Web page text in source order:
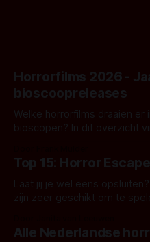
Horrorfilms 2026 -
bioscoopreleases
Welke horrorfilms draaien er
bioscopen? In dit overzicht
Top 15: Horror
Laat jij je wel eens
zijn zeer geschikt om te
Alle Nederlandse